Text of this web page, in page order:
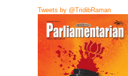
Tweets by @TridibRaman